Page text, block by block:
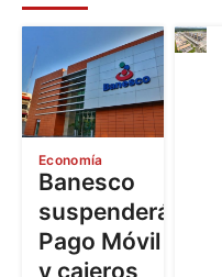
Economía
Banesco
suspenderá
Pago Móvil
y cajeros